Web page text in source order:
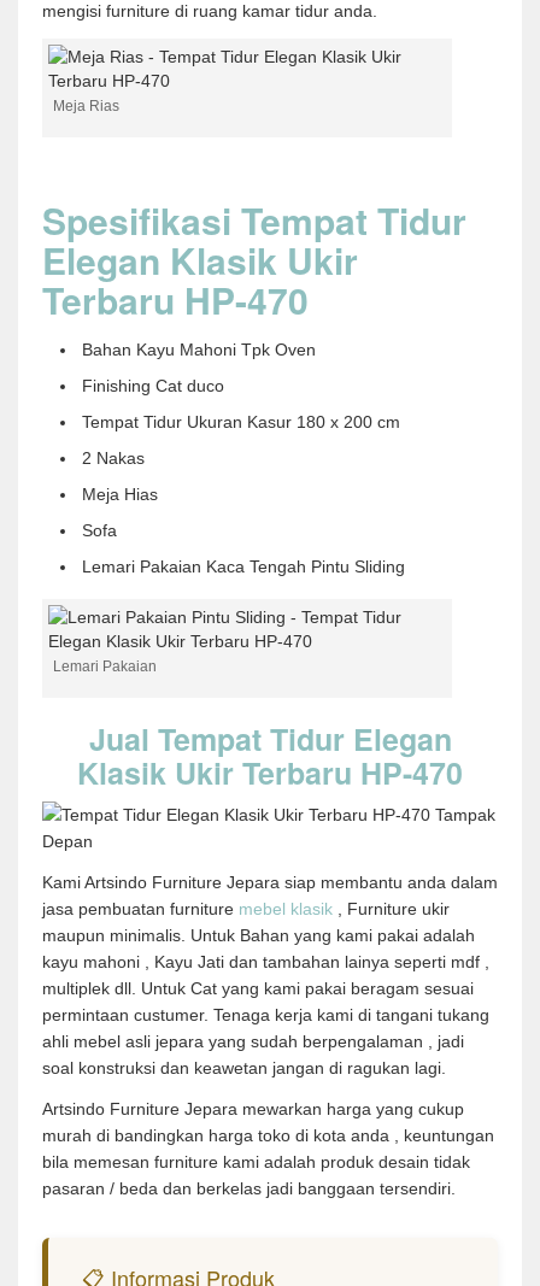
mengisi furniture di ruang kamar tidur anda.
Meja Rias
Spesifikasi Tempat Tidur
Elegan Klasik Ukir
Terbaru HP-470
Bahan Kayu Mahoni Tpk Oven
Finishing Cat duco
Tempat Tidur Ukuran Kasur 180 x 200 cm
2 Nakas
Meja Hias
Sofa
Lemari Pakaian Kaca Tengah Pintu Sliding
Lemari Pakaian
Jual Tempat Tidur Elegan
Klasik Ukir Terbaru HP-470
Kami Artsindo Furniture Jepara siap membantu anda dalam
jasa pembuatan furniture mebel klasik , Furniture ukir
maupun minimalis. Untuk Bahan yang kami pakai adalah
kayu mahoni , Kayu Jati dan tambahan lainya seperti mdf ,
multiplek dll. Untuk Cat yang kami pakai beragam sesuai
permintaan custumer. Tenaga kerja kami di tangani tukang
ahli mebel asli jepara yang sudah berpengalaman , jadi
soal konstruksi dan keawetan jangan di ragukan lagi.
Artsindo Furniture Jepara mewarkan harga yang cukup
murah di bandingkan harga toko di kota anda , keuntungan
bila memesan furniture kami adalah produk desain tidak
pasaran / beda dan berkelas jadi banggaan tersendiri.
📋 Informasi Produk